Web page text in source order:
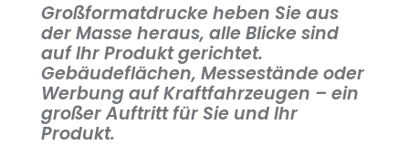
Großformatdrucke heben Sie aus
der Masse heraus, alle Blicke sind
auf Ihr Produkt gerichtet.
Gebäudeflächen, Messestände oder
Werbung auf Kraftfahrzeugen – ein
großer Auftritt für Sie und Ihr
Produkt.